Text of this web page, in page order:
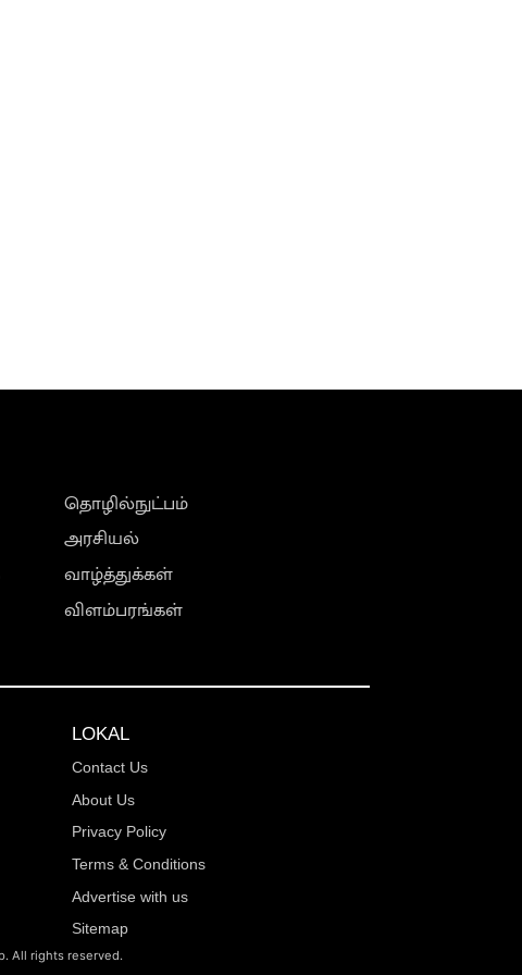
தொழில்நுட்பம்
அரசியல்
வாழ்த்துக்கள்
விளம்பரங்கள்
LOKAL
Contact Us
About Us
Privacy Policy
Terms & Conditions
Advertise with us
Sitemap
All rights reserved.